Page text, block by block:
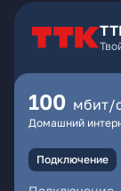
100 мбит/
Домашний
Подключение